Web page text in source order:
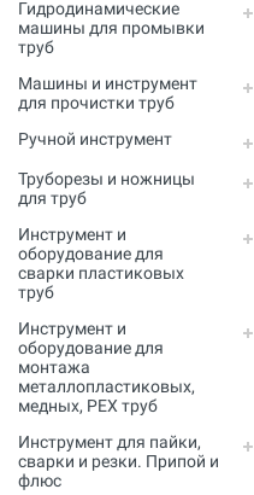
Труборезы и ножницы для труб
сварки пластиковых труб
монтажа металлопластиковых,
Инструмент для пайки, сварки и
резки. Припой и флюс
Оборудование для сварки
полимеров
Оборудование для
телеинспекции трубопроводов
Малая дорожная техника
Алмазные диски
Плиткорезы
Гидродинамические
машины для промывки
труб
Машины и инструмент
для прочистки труб
Ручной инструмент
Труборезы и ножницы
для труб
Инструмент и
оборудование для
сварки пластиковых
труб
Инструмент и
оборудование для
монтажа
металлопластиковых,
медных, PEX труб
Инструмент для пайки,
сварки и резки. Припой и
флюс